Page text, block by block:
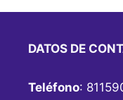
DATOS DE
Teléfono: